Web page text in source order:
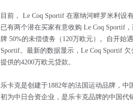
目前， Le Coq Sportif 在塞纳河畔罗米利设
已有两个潜在买家有意收购 Le Coq Sportif
牌 50%的未偿债务（120万欧元）。自开始
Sportif。最新的数据显示，Le Coq Sportif
提供的4200万欧元贷款。
乐卡克是创建于1882年的法国运动品牌，
初为中日合资企业，是乐卡克品牌的中国